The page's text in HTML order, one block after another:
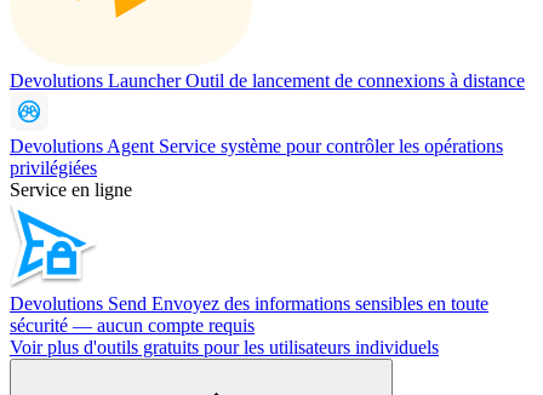
Devolutions LauncherOutil de lancement de connexions à distance
Devolutions Agent Service système pour contrôler les opérations
privilégiées
Service en ligne
Devolutions Send Envoyez des informations sensibles en toute
sécurité — aucun compte requis
Voir plus d'outils gratuits pour les utilisateurs individuels